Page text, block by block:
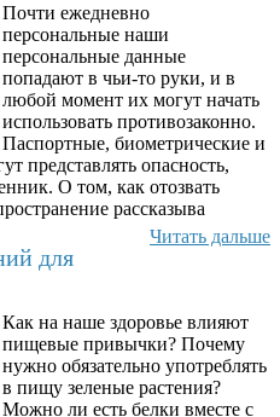
Почти ежедневно
персональные наши
персональные данные
попадают в чьи-то руки, и в
любой момент их могут начать
использовать противозаконно.
Паспортные, биометрические и
представлять опасность,
О том, как отозвать
рассказыва
Читать дальше
для
Как на наше здоровье влияют
пищевые привычки? Почему
нужно обязательно употреблять
в пищу зеленые растения?
Можно ли есть белки вместе с